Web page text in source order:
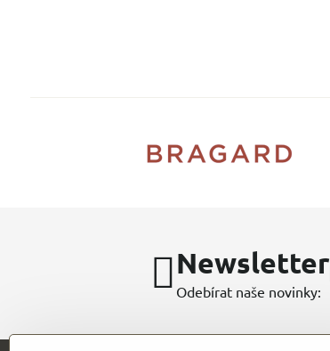
Newsletter
Odebírat naše novinky: